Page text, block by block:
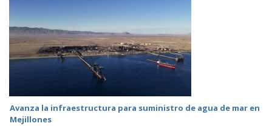
Avanza la infraestructura para suministro de agua de mar en
Mejillones